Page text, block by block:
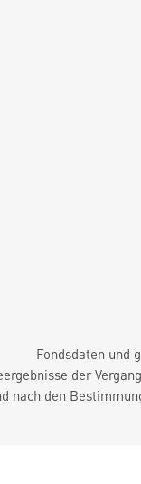
Fondsdaten und
der
nach den